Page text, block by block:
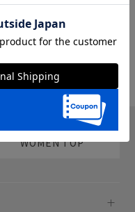
WOMEN TOP